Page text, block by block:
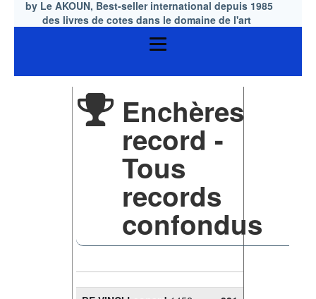
by Le AKOUN, Best-seller international depuis 1985
des livres de cotes dans le domaine de l'art
Enchères
record -
Tous
records
confondus